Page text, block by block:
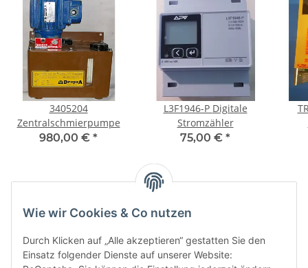
Wie wir Cookies & Co nutzen
Durch Klicken auf „Alle akzeptieren“ gestatten Sie den
Einsatz folgender Dienste auf unserer Website:
3405204
Zentralschmierpumpe
980,00 € *
L3F1946-P Digitale
Stromzähler
75,00 € *
Kategorien